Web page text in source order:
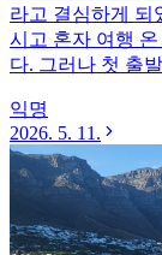
라고 결심하게 되
시고 혼자 여행
다. 그러나 첫 출
익명
2026. 5. 11.